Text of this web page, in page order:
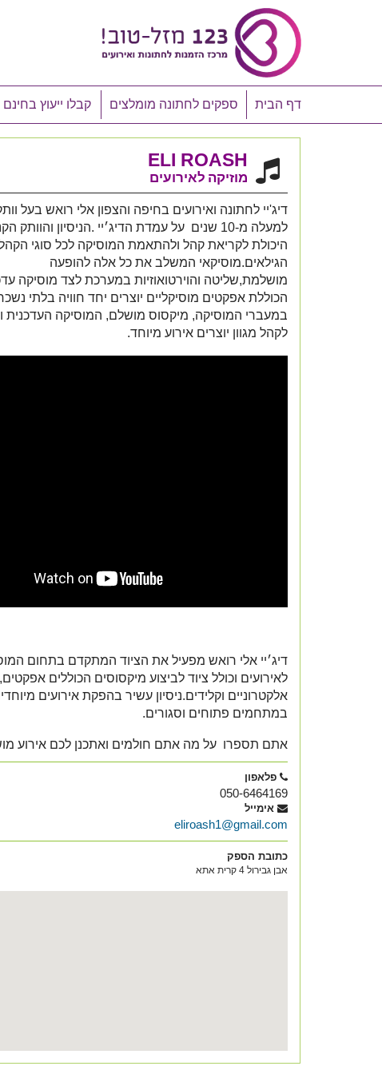
דף הבית ספקים לחתונה מומלצים קבלו ייעוץ בחינם
ELI ROASH
מוזיקה לאירועים
דיג'יי לחתונה ואירועים בחיפה והצפון אלי רואש בעל
למעלה מ-10 שנים על עמדת הדיג׳יי .הניסיון והוותק
היכולת לקריאת קהל ולהתאמת המוסיקה לכל סוגי
הגילאים.מוסיקאי המשלב את כל אלה להופעה
מושלמת,שליטה והוירטואוזיות במערכת לצד מוסיקה
הכוללת אפקטים מוסיקליים יוצרים יחד חוויה בלתי
במעברי המוסיקה, מיקסוס מושלם, המוסיקה
לקהל מגוון יוצרים אירוע מיוחד.
דיג׳יי אלי רואש מפעיל את הציוד המתקדם בתחום
לאירועים וכולל ציוד לביצוע מיקסוסים הכוללים
אלקטרוניים וקלידים.ניסיון עשיר בהפקת אירועים
במתחמים פתוחים וסגורים.
אתם תספרו על מה אתם חולמים ואתכנן לכם אירוע
פלאפון
050-6464169
אימייל
eliroash1@gmail.com
כתובת הספק
אבן גבירול 4 קרית אתא